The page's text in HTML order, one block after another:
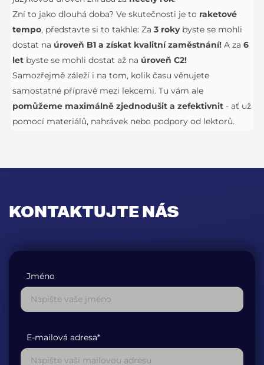
Zní to jako dlouhá doba? Ve skutečnosti je to raketové
tempo, představte si to takhle: Za3 rokybyste se mohli
dostat na úroveň B1 a získat kvalitní zaměstnání! A za6
let byste se mohli dostat až na úroveň C2!
Samozřejmě záleží i na tom, kolik času věnujete
samostatné přípravě mezi lekcemi. Tu vám ale
pomůžeme maximálně zjednodušit a zefektivnit - ať už
pomocí materiálů, nahrávek nebo podpory od lektorů.
KONTAKTUJTE NÁS
Jméno
E-mailová adresa*